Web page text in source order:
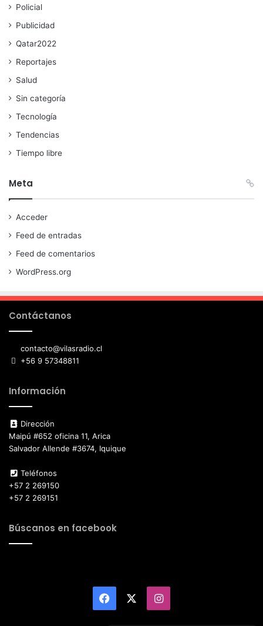
Policial
Publicidad
Qatar2022
Reportajes
Salud
Sin categoría
Tecnología
Tendencias
Tiempo libre
Meta
Acceder
Feed de entradas
Feed de comentarios
WordPress.org
Contáctanos
contacto@vilasradio.cl
+56 9 57348811
Información
Dirección
Maipú #652 oficina 11, Arica
Salvador Allende #3674, Iquique
Teléfonos
+57 2 269150
+57 2 269151
Búscanos en facebook
Facebook Instagram